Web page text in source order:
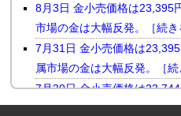
8月3日 金小売価格は23,395
市場の金は大幅反発。［続き
7月31日 金小売価格は
属市場の金は大幅反発。［続
7月30日 金小売価格は
属市場の金は小幅続落。［